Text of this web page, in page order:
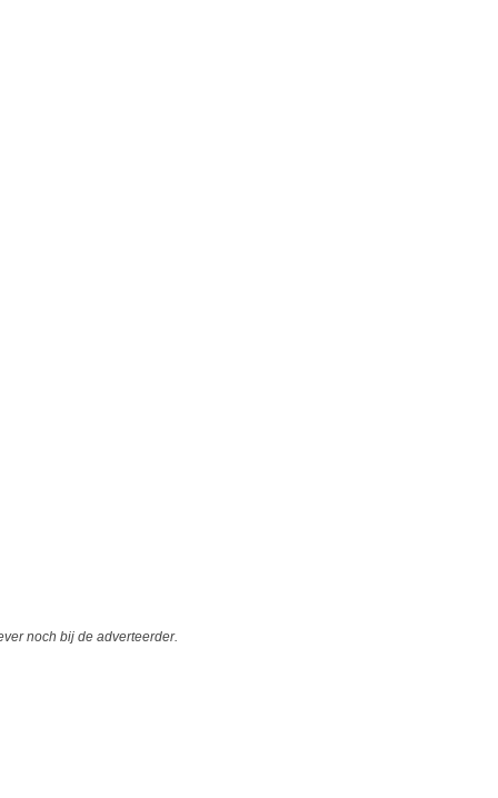
noch bij de adverteerder.